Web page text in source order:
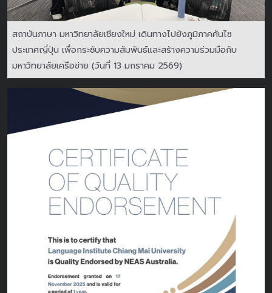
สถาบันภาษา มหาวิทยาลัยเชียงใหม่ เดินทางไปยังภูมิภาคคันไซ
ประเทศญี่ปุ่น เพื่อกระชับความสัมพันธ์และสร้างความร่วมมือกับ
มหาวิทยาลัยเครือข่าย (วันที่ 13 มกราคม 2569)